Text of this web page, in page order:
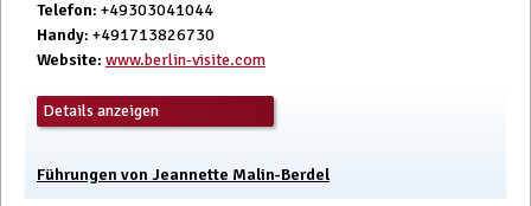
Telefon: +49303041044
Handy: +491713826730
Website: www.berlin-visite.com
Details anzeigen
Führungen von Jeannette Malin-Berdel